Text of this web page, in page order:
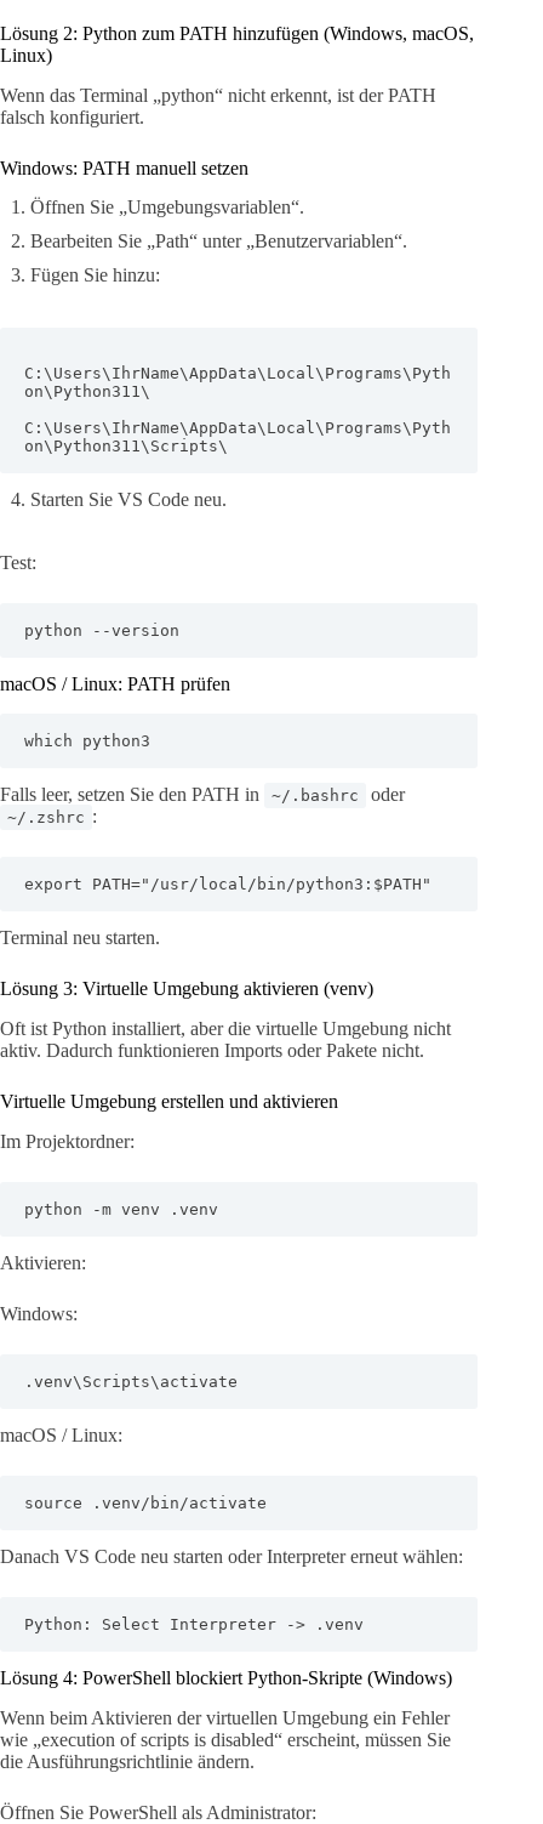
Lösung 2: Python zum PATH hinzufügen (Windows, macOS,
Linux)
Wenn das Terminal „python“ nicht erkennt, ist der PATH
falsch konfiguriert.
Windows: PATH manuell setzen
Öffnen Sie „Umgebungsvariablen“.
Bearbeiten Sie „Path“ unter „Benutzervariablen“.
Fügen Sie hinzu:
C:\Users\IhrName\AppData\Local\Programs\Pyth
on\Python311\
C:\Users\IhrName\AppData\Local\Programs\Pyth
on\Python311\Scripts\
Starten Sie VS Code neu.
Test:
python --version
macOS / Linux: PATH prüfen
which python3
Falls leer, setzen Sie den PATH in ~/.bashrc oder
~/.zshrc :
export PATH="/usr/local/bin/python3:$PATH"
Terminal neu starten.
Lösung 3: Virtuelle Umgebung aktivieren (venv)
Oft ist Python installiert, aber die virtuelle Umgebung nicht
aktiv. Dadurch funktionieren Imports oder Pakete nicht.
Virtuelle Umgebung erstellen und aktivieren
Im Projektordner:
python -m venv .venv
Aktivieren:
Windows:
.venv\Scripts\activate
macOS / Linux:
source .venv/bin/activate
Danach VS Code neu starten oder Interpreter erneut wählen:
Python: Select Interpreter -> .venv
Lösung 4: PowerShell blockiert Python-Skripte (Windows)
Wenn beim Aktivieren der virtuellen Umgebung ein Fehler
wie „execution of scripts is disabled“ erscheint, müssen Sie
die Ausführungsrichtlinie ändern.
Öffnen Sie PowerShell als Administrator: